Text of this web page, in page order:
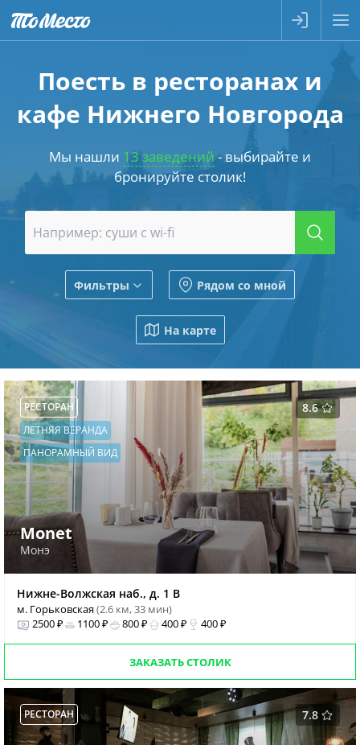
Поесть в ресторанах и
кафе Нижнего Новгорода
Мы нашли 13 заведений- выбирайте и
бронируйте столик!
Фильтры Рядом со мной
На карте
8.6
РЕСТОРАН
ЛЕТНЯЯ ВЕРАНДА
ПАНОРАМНЫЙ ВИД
Monet
Монэ
Нижне-Волжская наб., д. 1 В
м. Горьковская(2.6 км, 33 мин)
2500 ₽
1100 ₽ 800 ₽ 400 ₽ 400 ₽
ЗАКАЗАТЬ СТОЛИК
7.8
РЕСТОРАН